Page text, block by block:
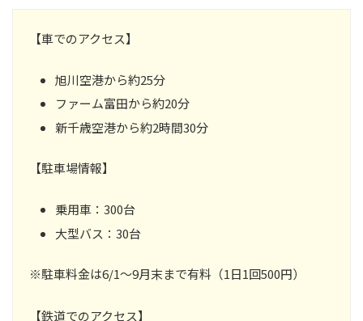
【車でのアクセス】
旭川空港から約25分
ファーム富田から約20分
新千歳空港から約2時間30分
【駐車場情報】
乗用車：300台
大型バス：30台
※駐車料金は6/1～9月末まで有料（1日1回500円）
【鉄道でのアクセス】